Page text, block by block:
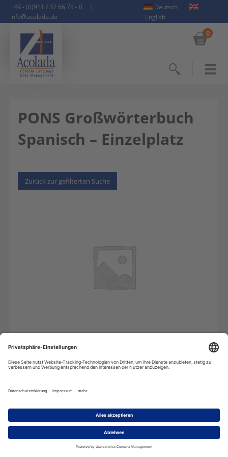
+49 - (0)911 / 37 66 75 - 0
|
info@acolada.de
Deutsch
English
0
PONS Großwörterbuch
Spanisch – Einzelplatz
Zurück zur gefilterten Suche
PONS
Großwörterbuch
Spanisch
Einzelplatz
Beschreibung